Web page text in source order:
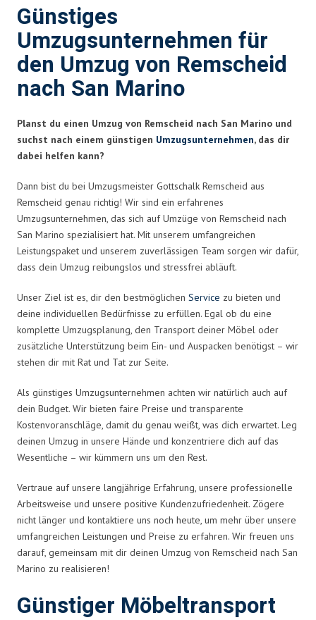
Günstiges
Umzugsunternehmen für
den Umzug von Remscheid
nach San Marino
Planst du einen Umzug von Remscheid nach San Marino und
suchst nach einem günstigen Umzugsunternehmen, das dir
dabei helfen kann?
Dann bist du bei Umzugsmeister Gottschalk Remscheid aus
Remscheid genau richtig! Wir sind ein erfahrenes
Umzugsunternehmen, das sich auf Umzüge von Remscheid nach
San Marino spezialisiert hat. Mit unserem umfangreichen
Leistungspaket und unserem zuverlässigen Team sorgen wir dafür,
dass dein Umzug reibungslos und stressfrei abläuft.
Unser Ziel ist es, dir den bestmöglichen Service zu bieten und
deine individuellen Bedürfnisse zu erfüllen. Egal ob du eine
komplette Umzugsplanung, den Transport deiner Möbel oder
zusätzliche Unterstützung beim Ein- und Auspacken benötigst – wir
stehen dir mit Rat und Tat zur Seite.
Als günstiges Umzugsunternehmen achten wir natürlich auch auf
dein Budget. Wir bieten faire Preise und transparente
Kostenvoranschläge, damit du genau weißt, was dich erwartet. Leg
deinen Umzug in unsere Hände und konzentriere dich auf das
Wesentliche – wir kümmern uns um den Rest.
Vertraue auf unsere langjährige Erfahrung, unsere professionelle
Arbeitsweise und unsere positive Kundenzufriedenheit. Zögere
nicht länger und kontaktiere uns noch heute, um mehr über unsere
umfangreichen Leistungen und Preise zu erfahren. Wir freuen uns
darauf, gemeinsam mit dir deinen Umzug von Remscheid nach San
Marino zu realisieren!
Günstiger Möbeltransport